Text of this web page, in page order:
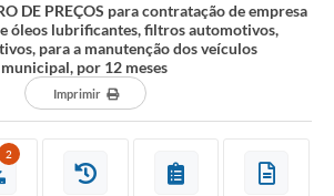
DE PREÇOS para contratação de empresa
óleos lubrificantes, filtros automotivos,
para a manutenção dos veículos
por 12 meses
Imprimir
2